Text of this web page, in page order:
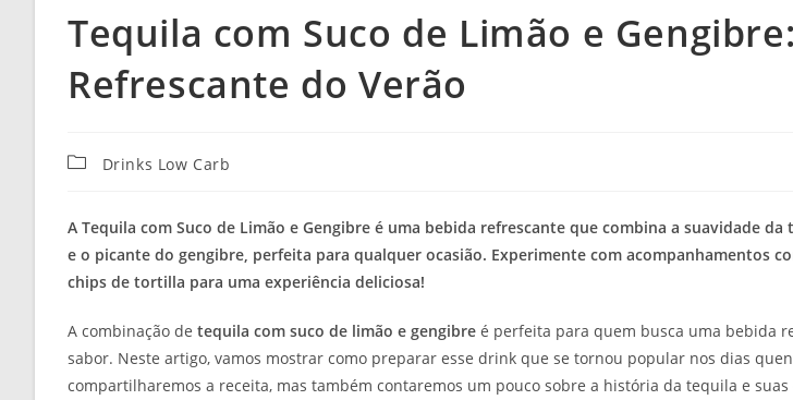
Tequila com Suco de Limão e
Refrescante do Verão
CategoriaDrinks Low Carb
A Tequila com Suco de Limão e Gengibre é uma bebida refrescante que combina a suavidade
e o picante do gengibre, perfeita para qualquer ocasião. Experimente com acompanhamentos
chips de tortilla para uma experiência deliciosa!
A combinação de tequila com suco de limão e gengibre é perfeita para quem busca uma bebida
sabor. Neste artigo, vamos mostrar como preparar esse drink que se tornou popular nos dias
compartilharemos a receita, mas também contaremos um pouco sobre a história da tequila e